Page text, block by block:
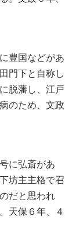
豊国などがあ
門下と自称し
脱藩し、江戸
のため、文政
に弘斎があ
坊主主格で召
だと思われ
天保６年、４